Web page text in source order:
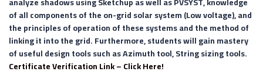
of all components of the on-grid solar system (Low voltage), and
the principles of operation of these systems and the method of
linking it into the grid. Furthermore, students will gain mastery
of useful design tools such asAzimuth tool, String sizing tools.
Certificate Verification Link – Click Here!